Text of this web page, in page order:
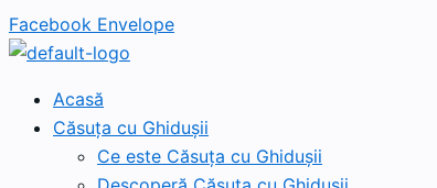
Facebook Envelope
Acasă
Căsuța cu Ghidușii
Ce este Căsuța cu Ghidușii